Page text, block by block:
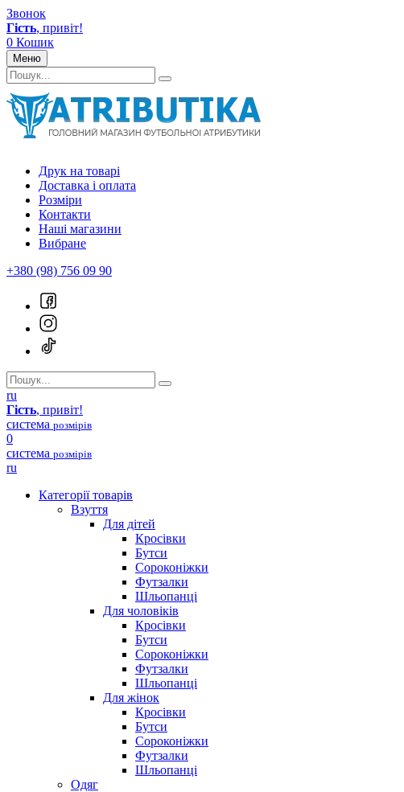
Звонок
Гість, привіт!
0 Кошик
Меню
Друк на товарі
Доставка і оплата
Розміри
Контакти
Наші магазини
Вибране
+380 (98) 756 09 90
ru
Гість, привіт!
система розмірів
0
система розмірів
ru
Категорії товарів
Взуття
Для дітей
Кросівки
Бутси
Сороконіжки
Футзалки
Шльопанці
Для чоловіків
Кросівки
Бутси
Сороконіжки
Футзалки
Шльопанці
Для жінок
Кросівки
Бутси
Сороконіжки
Футзалки
Шльопанці
Одяг